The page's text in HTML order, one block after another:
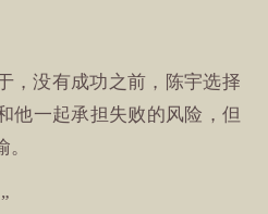
，没有成功之前，陈宇选择
他一起承担失败的风险，但